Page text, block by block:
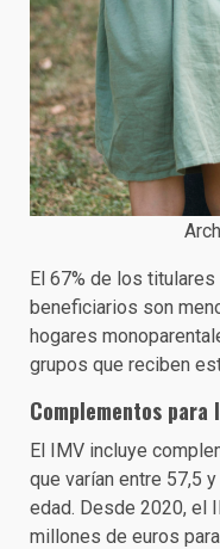
El 67% de los
beneficiarios son
hogares
grupos que reciben
Complementos
El IMV incluye
que varían entre 57,5
edad. Desde 2020, el
millones de euros